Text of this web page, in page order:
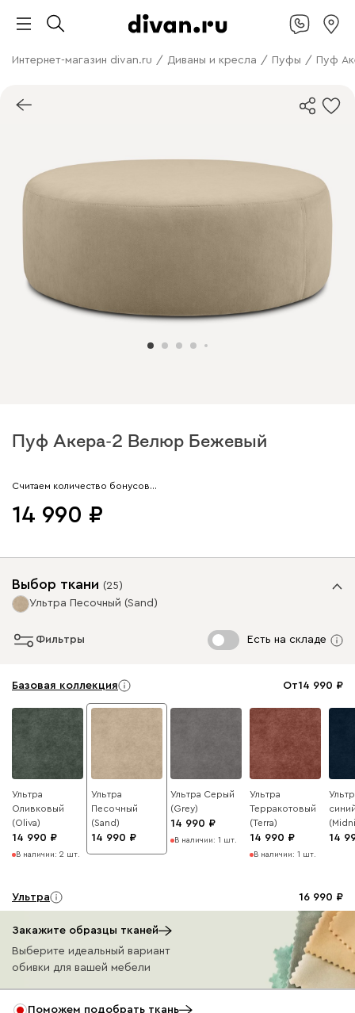
Интернет-магазин divan.ru / Диваны и кресла / Пуфы / Пуф
Пуф Акера-2 Велюр Бежевый
Арт. 229133
Считаем количество бонусов…
14 990
Выбор ткани (25)
Ультра Песочный (Sand)
Фильтры Есть на складе
Базовая коллекция От14 990
Ультра
Оливковый
(Oliva)
14 990
В наличии: 2 шт.
Ультра
Песочный
(Sand)
14 990
Ультра Серый
(Grey)
14 990
В наличии: 1 шт.
Ультра
Терракотовый
(Terra)
14 990
В наличии: 1 шт.
14
Ультра 16 990
Айвори (Ivory)
Горчичный
Дымчатый
Закажите образцы тканей
Выберите идеальный вариант
обивки для вашей мебели
Поможем подобрать ткань